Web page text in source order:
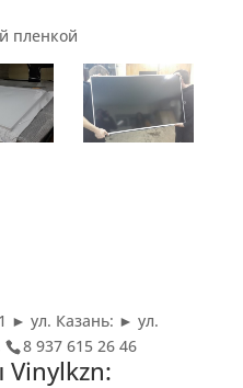
пленкой
► ул. Казань: ► ул.
8 937 615 26 46